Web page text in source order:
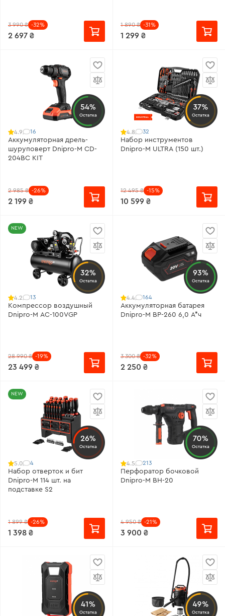
3 990 ₴ -32%
2 697 ₴
1 890 ₴ -31%
1 299 ₴
54%
Остатка
4.9 16
Аккумуляторная дрель-
шуруповерт Dnipro-M CD-
204BC KIT
2 985 ₴ -26%
2 199 ₴
37%
Остатка
4.8 32
Набор инструментов
Dnipro-M ULTRA (150 шт.)
12 495 ₴ -15%
10 599 ₴
NEW
32%
Остатка
4.2 13
Компрессор воздушный
Dnipro-M AC-100VGP
28 990 ₴ -19%
23 499 ₴
93%
Остатка
4.4 164
Аккумуляторная батарея
Dnipro-M BP-260 6,0 А*ч
3 300 ₴ -32%
2 250 ₴
NEW
26%
Остатка
5.0 4
Набор отверток и бит
Dnipro-M 114 шт. на
подставке S2
1 899 ₴ -26%
1 398 ₴
70%
Остатка
4.5 213
Перфоратор бочковой
Dnipro-M BH-20
4 950 ₴ -21%
3 900 ₴
41%
Остатка
49%
Остатка